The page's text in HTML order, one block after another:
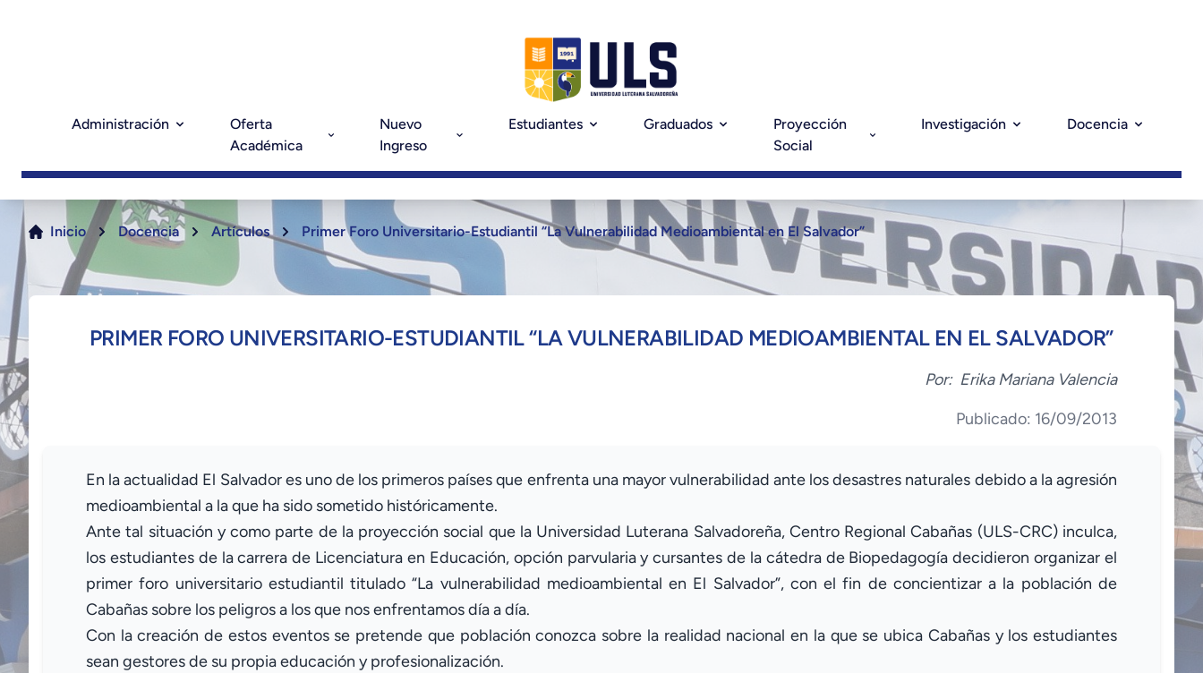
Administración
Oferta
Académica
Nuevo
Ingreso
Estudiantes Graduados
Proyección
Social
Investigación Docencia
Inicio Docencia Artículos Primer Foro Universitario-Estudiantil “La Vulnerabilidad Medioambiental en El Salvador”
PRIMER FORO UNIVERSITARIO-ESTUDIANTIL “LA VULNERABILIDAD MEDIOAMBIENTAL EN EL SALVADOR”
Por: Erika Mariana Valencia
Publicado: 16/09/2013
En la actualidad El Salvador es uno de los primeros países que enfrenta una mayor vulnerabilidad ante los desastres naturales debido a la agresión
medioambiental a la que ha sido sometido históricamente.
Ante tal situación y como parte de la proyección social que la Universidad Luterana Salvadoreña, Centro Regional Cabañas (ULS-CRC) inculca,
los estudiantes de la carrera de Licenciatura en Educación, opción parvularia y cursantes de la cátedra de Biopedagogía decidieron organizar el
primer foro universitario estudiantil titulado “La vulnerabilidad medioambiental en El Salvador”, con el fin de concientizar a la población de
Cabañas sobre los peligros a los que nos enfrentamos día a día.
Con la creación de estos eventos se pretende que población conozca sobre la realidad nacional en la que se ubica Cabañas y los estudiantes
sean gestores de su propia educación y profesionalización.